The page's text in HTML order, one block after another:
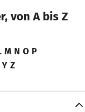
von A bis Z
M N O P
Y Z